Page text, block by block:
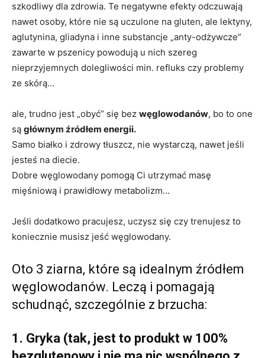
szkodliwy dla zdrowia. Te negatywne efekty odczuwają
nawet osoby, które nie są uczulone na gluten, ale lektyny,
aglutynina, gliadyna i inne substancje „anty-odżywcze”
zawarte w pszenicy powodują u nich szereg
nieprzyjemnych dolegliwości min. refluks czy problemy
ze skórą…
ale, trudno jest „obyć” się bez węglowodanów, bo to one
są głównym źródłem energii.
Samo białko i zdrowy tłuszcz, nie wystarczą, nawet jeśli
jesteś na diecie.
Dobre węglowodany pomogą Ci utrzymać masę
mięśniową i prawidłowy metabolizm…
Jeśli dodatkowo pracujesz, uczysz się czy trenujesz to
koniecznie musisz jeść węglowodany.
Oto 3 ziarna, które są idealnym źródłem
węglowodanów. Leczą i pomagają
schudnąć, szczególnie z brzucha:
1. Gryka (tak, jest to produkt w 100%